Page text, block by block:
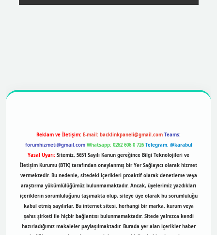
Reklam ve İletişim: E-mail: backlinkpaneli@gmail.com Teams:
forumhizmeti@gmail.com Whatsapp: 0262 606 0 726 Telegram: @karabul
Yasal Uyarı: Sitemiz, 5651 Sayılı Kanun gereğince Bilgi Teknolojileri ve
İletişim Kurumu (BTK) tarafından onaylanmış bir Yer Sağlayıcı olarak hizmet
vermektedir. Bu nedenle, sitedeki içerikleri proaktif olarak denetleme veya
araştırma yükümlülüğümüz bulunmamaktadır. Ancak, üyelerimiz yazdıkları
içeriklerin sorumluluğunu taşımakta olup, siteye üye olarak bu sorumluluğu
kabul etmiş sayılırlar. Bu internet sitesi, herhangi bir marka, kurum veya
şahıs şirketi ile hiçbir bağlantısı bulunmamaktadır. Sitede yalnızca kendi
hazırladığımız makaleler paylaşılmaktadır. Burada yer alan içerikler haber